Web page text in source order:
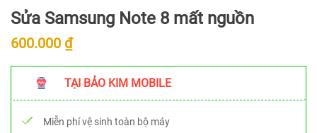
Sửa Samsung Note 8 mất nguồn
600.000 ₫
TẠI BẢO KIM MOBILE
Miễn phí vệ sinh toàn bộ máy